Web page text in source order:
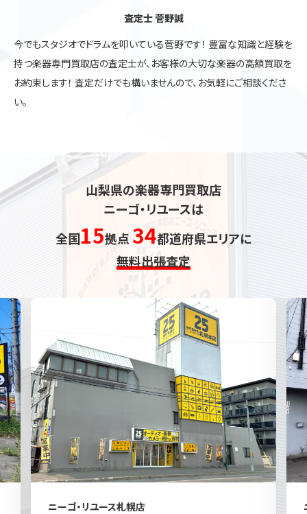
査定士 菅野誠
今でもスタジオでドラムを叩いている菅野です！ 豊富な知識と経験を
持つ楽器専門買取店の査定士が、お客様の大切な楽器の高額買取を
お約束します！ 査定だけでも構いませんので、お気軽にご相談くださ
い。
山梨県の楽器専門買取店
ニーゴ・リユースは
全国15拠点 34都道府県エリアに
無料出張査定
ニーゴ・リユース札幌店